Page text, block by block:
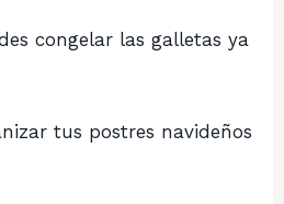
congelar las galletas ya
tus postres navideños